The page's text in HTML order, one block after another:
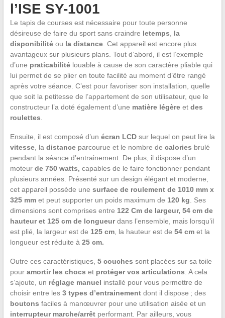
l’ISE SY-1001
Le tapis de courses est nécessaire pour toute personne
désireuse de faire du sport sans craindre letemps, la
disponibilitéou la distance. Cet appareil est encore plus
avantageux sur plusieurs plans. Tout d’abord, il est l’exemple
d’une praticabilitélouable à cause de son caractère pliable qui
lui permet de se plier en toute facilité au moment d’être rangé
après votre séance. C’est pour favoriser son installation, quelle
que soit la petitesse de l’appartement de son utilisateur, que le
constructeur l’a doté également d’une matière légèreet des
roulettes.
Ensuite, il est composé d’un écran LCDsur lequel on peut lire la
vitesse, la distanceparcourue et le nombre de calories brulé
pendant la séance d’entrainement. De plus, il dispose d’un
moteur de 750 watts, capables de le faire fonctionner pendant
plusieurs années. Présenté sur un design élégant et moderne,
cet appareil possède une surface de roulement de 1010 mm x
325 mmet peut supporter un poids maximum de 120 kg. Ses
dimensions sont comprises entre 122 Cm de largeur, 54 cm de
hauteur et 125 cm de longueurdans l’ensemble, mais lorsqu’il
est plié, la largeur est de 125 cm, la hauteur est de 54 cmet la
longueur est réduite à 25 cm.
Outre ces caractéristiques, 5 couches sont placées sur sa toile
pour amortir les chocs et protéger vos articulations. A cela
s’ajoute, un réglage manuel installé pour vous permettre de
choisir entre les 3 types d’entrainementdont il dispose ; des
boutons faciles à manœuvrer pour une utilisation aisée et un
interrupteur marche/arrêtperformant. Par ailleurs, vous